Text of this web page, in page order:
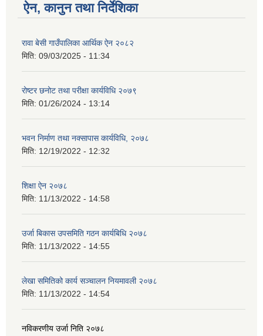
ऐन, कानुन तथा निर्देशिका
रावा बेसी गाउँपालिका आर्थिक ऐन २०८२
मिति: 09/03/2025 - 11:34
रोष्टर छनोट तथा परीक्षा कार्यविधि २०७९
मिति: 01/26/2024 - 13:14
भवन निर्माण तथा नक्सापास कार्यविधि, २०७८
मिति: 12/19/2022 - 12:32
शिक्षा ऐन २०७८
मिति: 11/13/2022 - 14:58
उर्जा बिकास उपसमिति गठन कार्यबिधि २०७८
मिति: 11/13/2022 - 14:55
लेखा समितिको कार्य सञ्चालन नियमावली २०७८
मिति: 11/13/2022 - 14:54
नविकरणीय उर्जा निति २०७८